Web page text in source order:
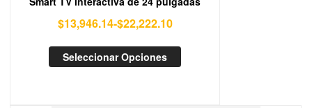
$13,946.14-$22,222.10
Seleccionar Opciones